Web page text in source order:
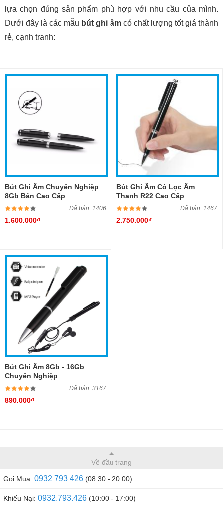
lựa chọn đúng sản phẩm phù hợp với nhu cầu của mình.
Dưới đây là các mẫu bút ghi âmcó chất lượng tốt giá thành
rẻ, cạnh tranh:
Bút Ghi Âm Chuyên Nghiệp
8Gb Bản Cao Cấp
Đã bán: 1406
1.600.000₫
Bút Ghi Âm Có Lọc Âm
Thanh R22 Cao Cấp
Đã bán: 1467
2.750.000₫
Bút Ghi Âm 8Gb - 16Gb
Chuyên Nghiệp
Đã bán: 3167
890.000₫
Về đầu trang
Gọi Mua: 0932 793 426 (08:30 - 20:00)
Khiếu Nại: 0932.793.426 (10:00 - 17:00)